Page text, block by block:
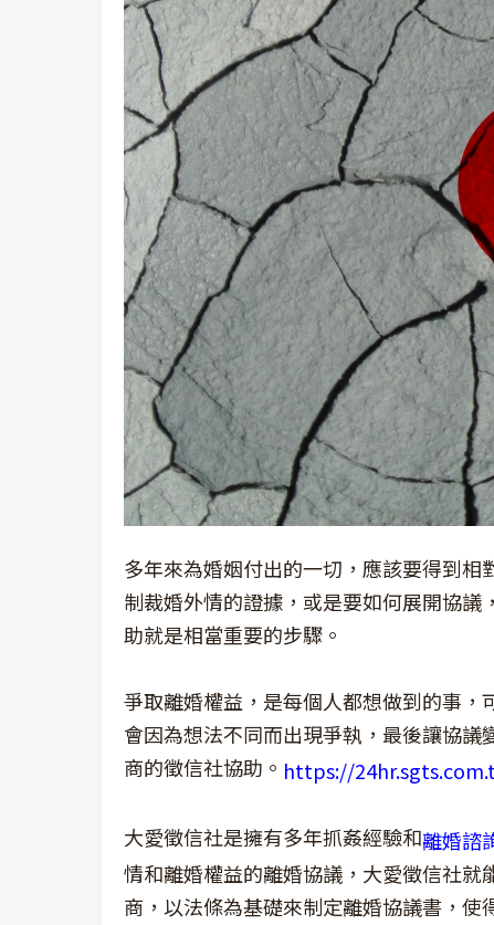
多年來為婚姻付出的一切，應該要得到
制裁婚外情的證據，或是要如何展開協
助就是相當重要的步驟。
爭取離婚權益，是每個人都想做到的事
會因為想法不同而出現爭執，最後讓協
商的徵信社協助。 https://
大愛徵信社是擁有多年抓姦經驗和離婚諮
情和離婚權益的離婚協議，大愛徵信社
商，以法條為基礎來制定離婚協議書，使